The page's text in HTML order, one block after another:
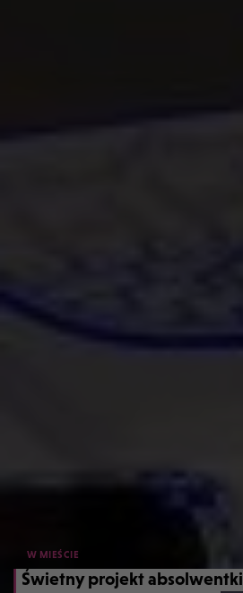
W MIEŚCIE
Świetny projekt absolwentki